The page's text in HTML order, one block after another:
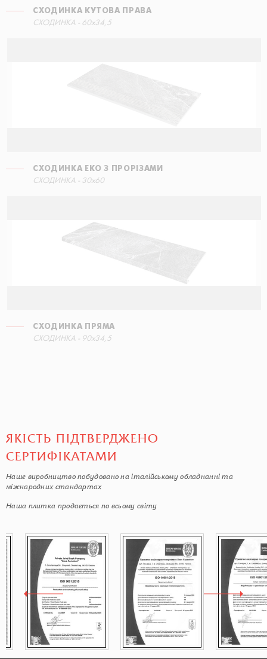
СХОДИНКА КУТОВА ПРАВА
СХОДИНКА - 60x34,5
СХОДИНКА ЕКО З ПРОРІЗАМИ
СХОДИНКА - 30x60
СХОДИНКА ПРЯМА
СХОДИНКА - 90x34,5
ЯКІСТЬ ПІДТВЕРДЖЕНО
СЕРТИФІКАТАМИ
Наше виробництво побудовано на італійському обладнанні та
міжнародних стандартах
Наша плитка продається по всьому світу